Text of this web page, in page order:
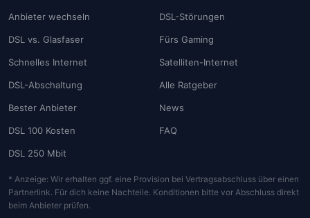
Anbieter wechseln
DSL vs. Glasfaser
Schnelles Internet
DSL-Abschaltung
Bester Anbieter
DSL 100 Kosten
DSL 250 Mbit
DSL-Störungen
Fürs Gaming
Satelliten-Internet
Alle Ratgeber
News
FAQ
* Anzeige: Wir erhalten ggf. eine Provision bei Vertragsabschluss über einen
Partnerlink. Für dich keine Nachteile. Konditionen bitte vor Abschluss direkt
beim Anbieter prüfen.